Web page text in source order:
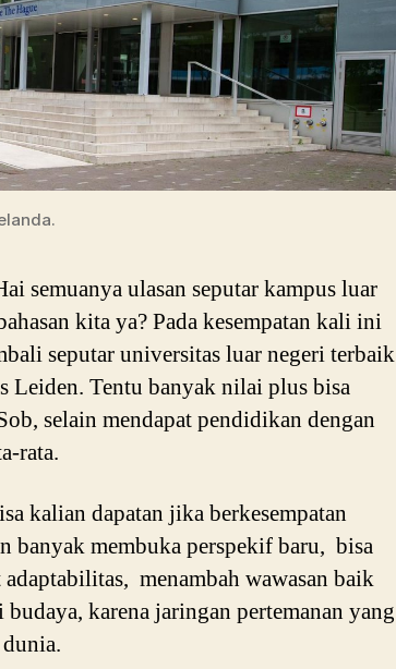
semuanya ulasan seputar kampus luar
kita ya? Pada kesempatan kali ini
seputar universitas luar negeri terbaik
Leiden. Tentu banyak nilai plus bisa
selain mendapat pendidikan dengan
rata.
kalian dapatan jika berkesempatan
banyak membuka perspekif baru, bisa
menambah wawasan baik
budaya, karena jaringan pertemanan yang